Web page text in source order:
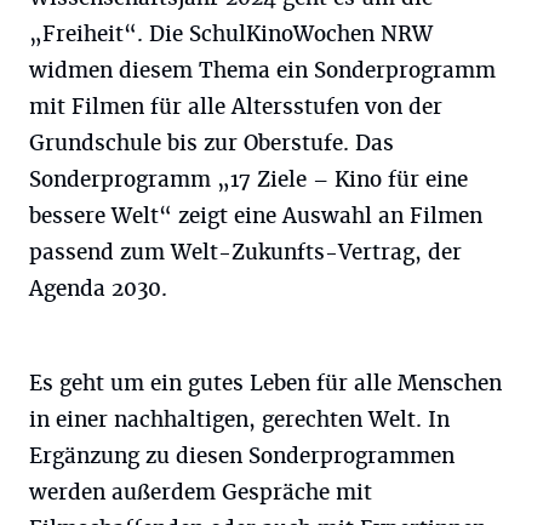
„Freiheit“. Die SchulKinoWochen NRW
widmen diesem Thema ein Sonderprogramm
mit Filmen für alle Altersstufen von der
Grundschule bis zur Oberstufe. Das
Sonderprogramm „17 Ziele – Kino für eine
bessere Welt“ zeigt eine Auswahl an Filmen
passend zum Welt-Zukunfts-Vertrag, der
Agenda 2030.
Es geht um ein gutes Leben für alle Menschen
in einer nachhaltigen, gerechten Welt. In
Ergänzung zu diesen Sonderprogrammen
werden außerdem Gespräche mit